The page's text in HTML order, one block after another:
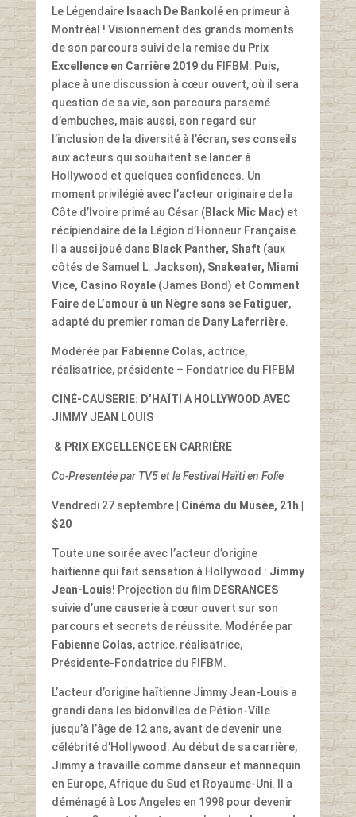
Le Légendaire Isaach De Bankoléen primeur à
Montréal ! Visionnement des grands moments
de son parcours suivi de la remise du Prix
Excellence en Carrière 2019du FIFBM. Puis,
place à une discussion à cœur ouvert, où il sera
question de sa vie, son parcours parsemé
d’embuches, mais aussi, son regard sur
l’inclusion de la diversité à l’écran, ses conseils
aux acteurs qui souhaitent se lancer à
Hollywood et quelques confidences. Un
moment privilégié avec l’acteur originaire de la
Côte d’Ivoire primé au César (Black Mic Mac) et
récipiendaire de la Légion d’Honneur Française.
Il a aussi joué dans Black Panther, Shaft (aux
côtés de Samuel L. Jackson), Snakeater, Miami
Vice, Casino Royale(James Bond) et Comment
Faire de L’amour à un Nègre sans se Fatiguer,
adapté du premier roman de Dany Laferrière.
Modérée par Fabienne Colas, actrice,
réalisatrice, présidente – Fondatrice du FIFBM
CINÉ-CAUSERIE: D’HAÏTI À HOLLYWOOD AVEC
JIMMY JEAN LOUIS
& PRIX EXCELLENCE EN CARRIÈRE
Co-Presentée par TV5 et le Festival Haïti en Folie
Vendredi 27 septembre
| Cinéma du Musée, 21h |
$20
Toute une soirée avec l’acteur d’origine
haïtienne qui fait sensation à Hollywood : Jimmy
Jean-Louis! Projection du film DESRANCES
suivie d’une causerie à cœur ouvert sur son
parcours et secrets de réussite. Modérée par
Fabienne Colas, actrice, réalisatrice,
Présidente-Fondatrice du FIFBM.
L’acteur d’origine haïtienne Jimmy Jean-Louis a
grandi dans les bidonvilles de Pétion-Ville
jusqu’à l’âge de 12 ans, avant de devenir une
célébrité d’Hollywood. Au début de sa carrière,
Jimmy a travaillé comme danseur et mannequin
en Europe, Afrique du Sud et Royaume-Uni. Il a
déménagé à Los Angeles en 1998 pour devenir